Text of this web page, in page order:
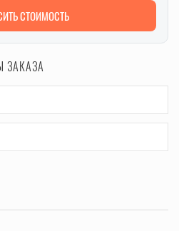
СТОИМОСТЬ
ЗАКАЗА